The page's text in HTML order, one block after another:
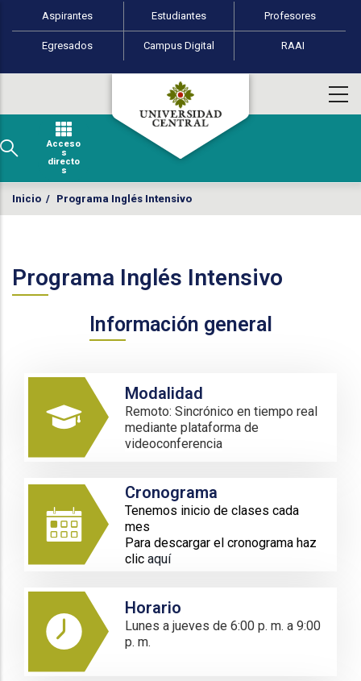
Pasar al contenido principal
Perfiles de usuario
Aspirantes Estudiantes Profesores
Egresados Campus Digital RAAI
Acceso
s
directo
s
Inicio / Programa Inglés Intensivo
Programa Inglés Intensivo
Información general
Modalidad
Remoto: Sincrónico en tiempo real
mediante plataforma de
videoconferencia
Cronograma
Tenemos inicio de clases cada
mes
Para descargar el cronograma haz
clic aquí
Horario
Lunes a jueves de 6:00 p. m. a 9:00
p. m.